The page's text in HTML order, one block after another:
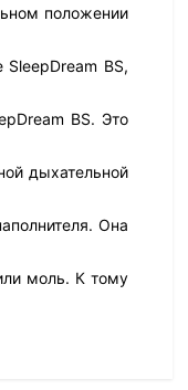
положении
SleepDream BS,
BS. Это
дыхательной
Она
моль. К тому